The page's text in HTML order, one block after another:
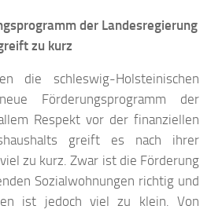
der Landesregierung
zu kurz
die schleswig-Holsteinischen
Förderungsprogramm der
Respekt vor der finanziellen
greift es nach ihrer
zu kurz. Zwar ist die Förderung
Sozialwohnungen richtig und
ist jedoch viel zu klein. Von